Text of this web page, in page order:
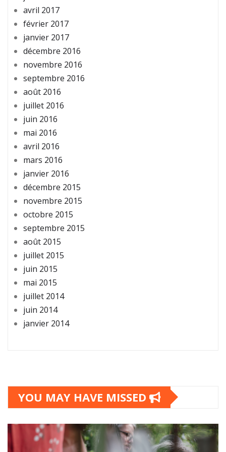
avril 2017
février 2017
janvier 2017
décembre 2016
novembre 2016
septembre 2016
août 2016
juillet 2016
juin 2016
mai 2016
avril 2016
mars 2016
janvier 2016
décembre 2015
novembre 2015
octobre 2015
septembre 2015
août 2015
juillet 2015
juin 2015
mai 2015
juillet 2014
juin 2014
janvier 2014
YOU MAY HAVE MISSED